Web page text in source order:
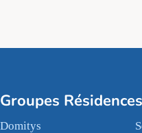
Groupes
Domitys